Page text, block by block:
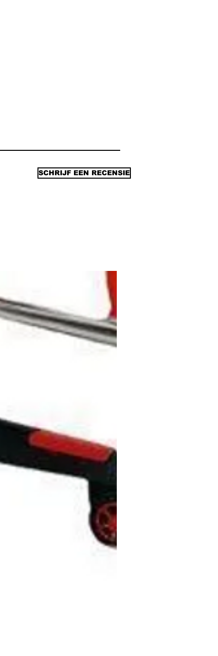
SCHRIJF EEN RECENSIE